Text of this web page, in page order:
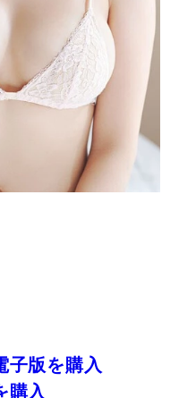
子版を購入
購入